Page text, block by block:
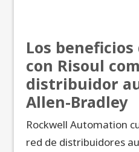
Los
con Risoul
distribuidor
Allen-Bradley
Rockwell Automation
red de distribuidores